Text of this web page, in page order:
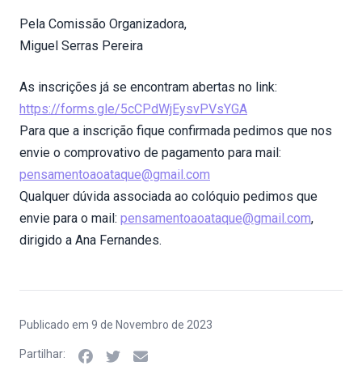
Pela Comissão Organizadora,
Miguel Serras Pereira
As inscrições já se encontram abertas no link:
https://forms.gle/5cCPdWjEysvPVsYGA
Para que a inscrição fique confirmada pedimos que nos
envie o comprovativo de pagamento para mail:
pensamentoaoataque@gmail.com
Qualquer dúvida associada ao colóquio pedimos que
envie para o mail: pensamentoaoataque@gmail.com,
dirigido a Ana Fernandes.
Publicado em 9 de Novembro de 2023
Partilhar: